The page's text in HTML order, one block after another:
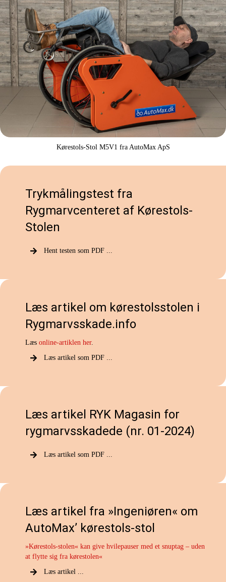
Kørestols-Stol M5V1 fra AutoMax ApS
Trykmålingstest fra
Rygmarvcenteret af Kørestols-
Stolen
Hent testen som PDF ...
Læs artikel om kørestolsstolen i
Rygmarvsskade.info
Læs online-artiklen her.
Læs artikel som PDF ...
Læs artikel RYK Magasin for
rygmarvsskadede (nr. 01-2024)
Læs artikel som PDF ...
Læs artikel fra »Ingeniøren« om
AutoMax’ kørestols-stol
»Kørestols-stolen« kan give hvilepauser med et snuptag – uden
at flytte sig fra kørestolen«
Læs artikel ...